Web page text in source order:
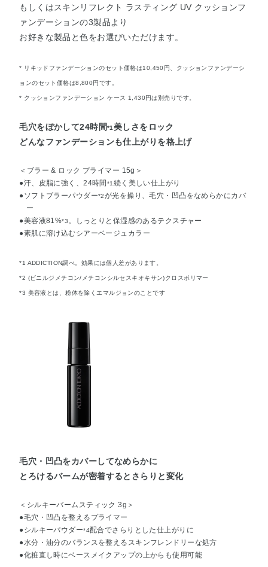
クッショ
ンファン
デーショ
クッショ
ンファン
デーショ
もしくはスキンリフレクト ラスティング UV クッションフ
ァンデーションの3製品より
お好きな製品と色をお選びいただけます。
* リキッドファンデーションのセット価格は10,450円、クッションファンデーシ
ョンのセット価格は8,800円です。
* クッションファンデーション ケース 1,430円は別売りです。
毛穴をぼかして24時間*1 美しさをロック
どんなファンデーションも仕上がりを格上げ
＜ブラー & ロック プライマー 15g＞
●汗、皮脂に強く、24時間 *1 続く美しい仕上がり
●ソフトブラーパウダー*2が光を操り、毛穴・凹凸をなめらかにカバ
ー
●美容液81%*3。しっとりと保湿感のあるテクスチャー
●素肌に溶け込むシアーベージュカラー
*1 ADDICTION調べ。効果には個人差があります。
*2 (ビニルジメチコン/メチコンシルセスキオキサン)クロスポリマー
*3 美容液とは、粉体を除くエマルジョンのことです
毛穴・凹凸をカバーしてなめらかに
とろけるバームが密着するとさらりと変化
＜シルキーバームスティック 3g＞
●毛穴・凹凸を整えるプライマー
●シルキーパウダー*4配合でさらりとした仕上がりに
●水分・油分のバランスを整えるスキンフレンドリーな処方
●化粧直し時にベースメイクアップの上からも使用可能